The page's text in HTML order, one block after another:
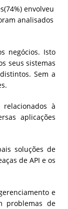
envolveu
analisados
negócios. Isto
seus sistemas
Sem a
à
aplicações
soluções de
de API e os
e
problemas de